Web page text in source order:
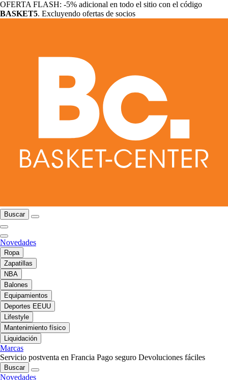
OFERTA FLASH: -5% adicional en todo el sitio con el código
BASKET5. Excluyendo ofertas de socios
Buscar
Novedades
Ropa
Zapatillas
NBA
Balones
Equipamientos
Deportes EEUU
Lifestyle
Mantenimiento físico
Liquidación
Marcas
Servicio postventa en Francia Pago seguro Devoluciones fáciles
Buscar
Novedades